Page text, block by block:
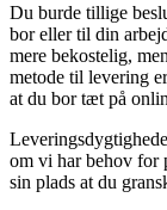
Du burde tillige
bor eller til din
mere bekostelig,
metode til levering
at du bor tæt på
om vi har behov for
sin plads at du